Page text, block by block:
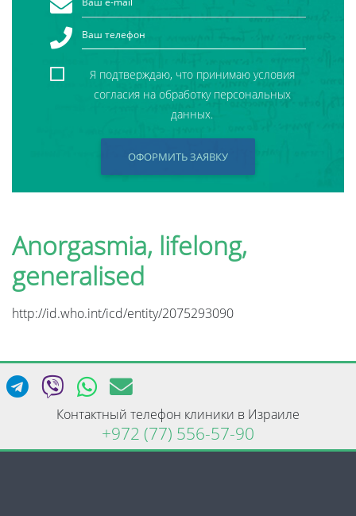
Я подтверждаю, что принимаю условия
согласия на обработку персональных
данных.
ОФОРМИТЬ ЗАЯВКУ
Anorgasmia, lifelong,
generalised
http://id.who.int/icd/entity/2075293090
Контактный телефон клиники в Израиле
+972 (77) 556-57-90